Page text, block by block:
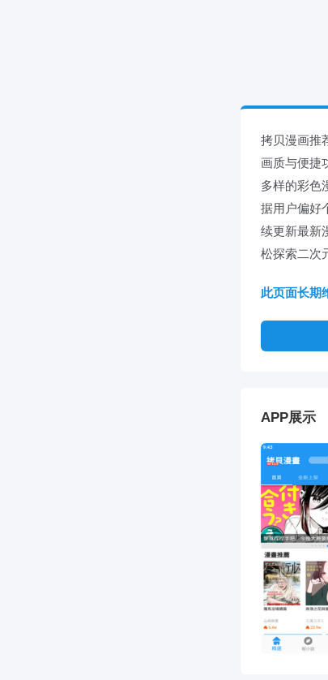
拷贝漫画推
画质与便捷
多样的彩色
据用户偏好
续更新最新
松探索二次
此页面长期
APP展示